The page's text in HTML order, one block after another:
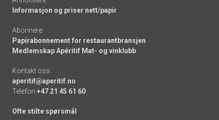
Informasjon og priser nett/papir
Abonnere:
Papirabonnement for restaurantbransjen
Medlemskap Apéritif Mat- og vinklubb
Kontakt oss:
aperitif@aperitif.no
Telefon +47 21 45 61 60
Ofte stilte spørsmål